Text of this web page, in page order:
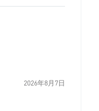
2026年8月7日